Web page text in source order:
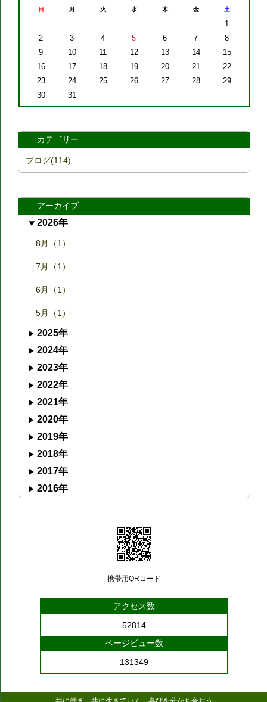
日 月 火 水 木 金 土
1
2
3 4 5 6 7
8
9
10 11 12 13 14
15
16
17 18 19 20 21
22
23
24 25 26 27 28
29
30
31
カテゴリー
ブログ(114)
アーカイブ
2026年
8月（1）
7月（1）
6月（1）
5月（1）
2025年
2024年
2023年
2022年
2021年
2020年
2019年
2018年
2017年
2016年
携帯用QRコード
アクセス数
52814
ページビュー数
131349